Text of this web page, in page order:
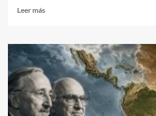
Leer másLeer
Crisis
epocal:
el
agotamiento
del
capitalismo
global